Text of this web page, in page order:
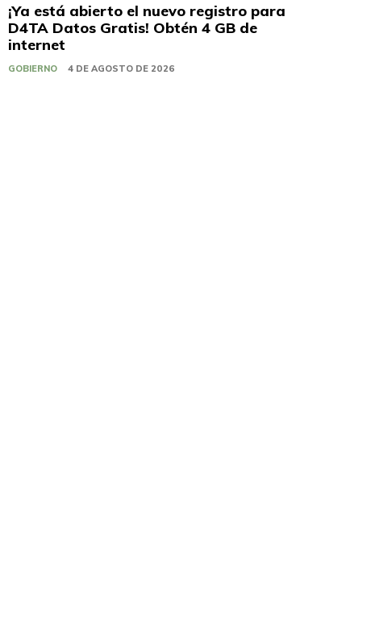
¡Ya está abierto el nuevo registro para
D4TA Datos Gratis! Obtén 4 GB de
internet
GOBIERNO 4 DE AGOSTO DE 2026